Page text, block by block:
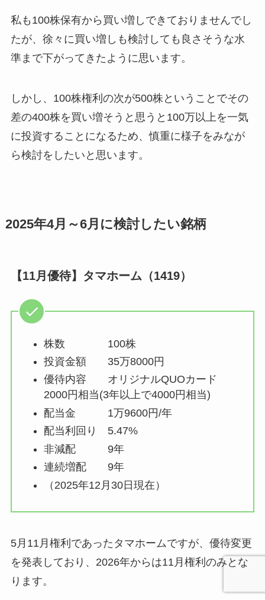
私も100株保有から買い増しできておりませんでし
たが、徐々に買い増しも検討しても良さそうな水
準まで下がってきたように思います。
しかし、100株権利の次が500株ということでその
差の400株を買い増そうと思うと100万以上を一気
に投資することになるため、慎重に様子をみなが
ら検討をしたいと思います。
2025年4月～6月に検討したい銘柄
【11月優待】タマホーム（1419）
株数 100株
投資金額 35万8000円
優待内容 オリジナルQUOカード
2000円相当(3年以上で4000円相当)
配当金 1万9600円/年
配当利回り 5.47%
非減配 9年
連続増配 9年
（2025年12月30日現在）
5月11月権利であったタマホームですが、優待変更
を発表しており、2026年からは11月権利のみとな
ります。